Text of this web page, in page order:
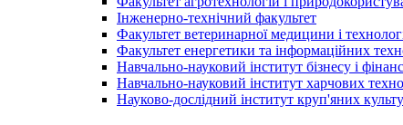
Інженерно-технічний факультет
Факультет ветеринарної медицини і
Факультет енергетики та інформаційних
Навчально-науковий інститут бізнесу і
Навчально-науковий інститут харчових
Науково-дослідний інститут круп'яних